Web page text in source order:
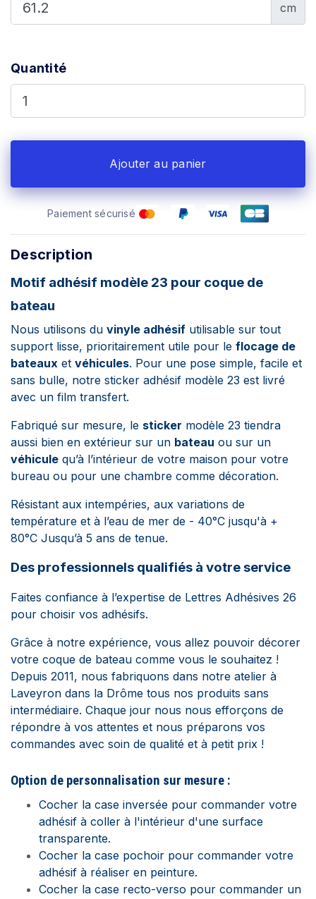
cm
Quantité
Ajouter au panier
Paiement sécurisé
Description
Motif adhésif modèle 23 pour coque de
bateau
Nous utilisons du vinyle adhésif utilisable sur tout
support lisse, prioritairement utile pour le flocage de
bateaux et véhicules. Pour une pose simple, facile et
sans bulle, notre sticker adhésif modèle 23 est livré
avec un film transfert.
Fabriqué sur mesure, le sticker modèle 23 tiendra
aussi bien en extérieur sur un bateau ou sur un
véhicule qu’à l’intérieur de votre maison pour votre
bureau ou pour une chambre comme décoration.
Résistant aux intempéries, aux variations de
température et à l’eau de mer de - 40°C jusqu'à +
80°C Jusqu’à 5 ans de tenue.
Des professionnels qualifiés à votre service
Faites confiance à l’expertise de Lettres Adhésives 26
pour choisir vos adhésifs.
Grâce à notre expérience, vous allez pouvoir décorer
votre coque de bateau comme vous le souhaitez !
Depuis 2011, nous fabriquons dans notre atelier à
Laveyron dans la Drôme tous nos produits sans
intermédiaire. Chaque jour nous nous efforçons de
répondre à vos attentes et nous préparons vos
commandes avec soin de qualité et à petit prix !
Option de personnalisation sur mesure :
Cocher la case inversée pour commander votre
adhésif à coller à l'intérieur d'une surface
transparente.
Cocher la case pochoir pour commander votre
adhésif à réaliser en peinture.
Cocher la case recto-verso pour commander un